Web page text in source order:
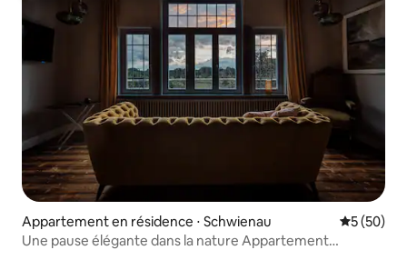
Appartement en résidence ⋅ Schwienau
5 (50)
Une pause élégante dans la nature Appartement